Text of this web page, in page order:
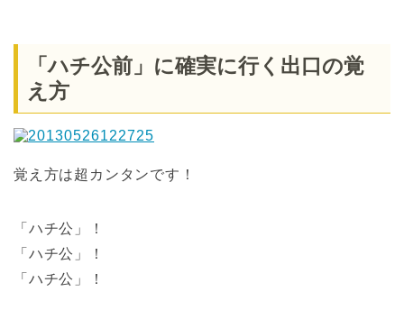
「ハチ公前」に確実に行く出口の覚
え方
覚え方は超カンタンです！
「ハチ公」！
「ハチ公」！
「ハチ公」！